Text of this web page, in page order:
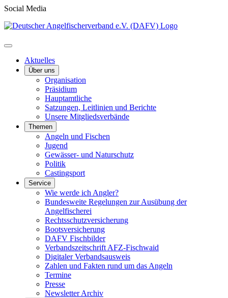
Social Media
Aktuelles
Über uns
Organisation
Präsidium
Hauptamtliche
Satzungen, Leitlinien und Berichte
Unsere Mitgliedsverbände
Themen
Angeln und Fischen
Jugend
Gewässer- und Naturschutz
Politik
Castingsport
Service
Wie werde ich Angler?
Bundesweite Regelungen zur Ausübung der
Angelfischerei
Rechtsschutzversicherung
Bootsversicherung
DAFV Fischbilder
Verbandszeitschrift AFZ-Fischwaid
Digitaler Verbandsausweis
Zahlen und Fakten rund um das Angeln
Termine
Presse
Newsletter Archiv